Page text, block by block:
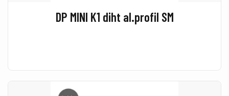
DP MINI K1 diht al.profil SM